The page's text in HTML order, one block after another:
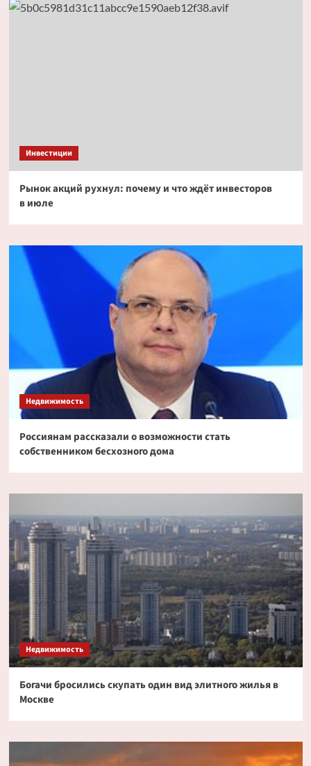
Инвестиции
Рынок акций рухнул: почему и что ждёт инвесторов
в июле
Недвижимость
Россиянам рассказали о возможности стать
собственником бесхозного дома
Недвижимость
Богачи бросились скупать один вид элитного жилья в
Москве